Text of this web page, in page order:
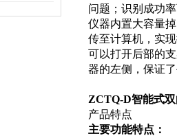
问题；识别成功
仪器内置大容量
传至计算机，实
可以打开后部的
器的左侧，保证
ZCTQ-D智能式
产品特点
主要功能特点：